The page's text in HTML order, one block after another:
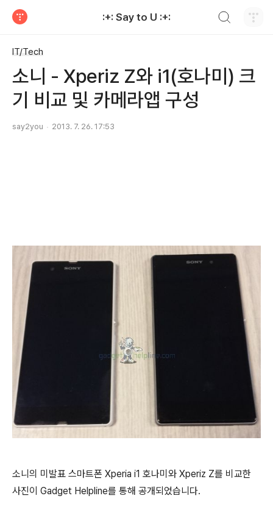
:+: Say to U :+:
IT/Tech
소니 - Xperiz Z와 i1(호나미) 크
기 비교 및 카메라앱 구성
say2you 2013. 7. 26. 17:53
소니의 미발표 스마트폰 Xperia i1 호나미와 Xperiz Z를 비교한
사진이 Gadget Helpline를 통해 공개되었습니다.